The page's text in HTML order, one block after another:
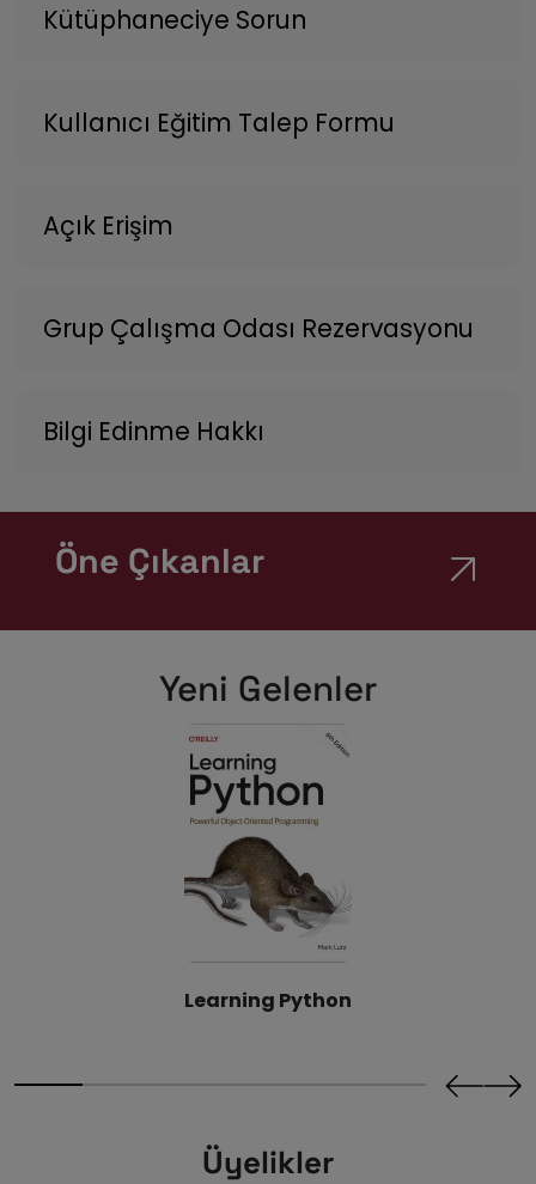
Kütüphaneciye Sorun
Kullanıcı Eğitim Talep Formu
Açık Erişim
Grup Çalışma Odası Rezervasyonu
Bilgi Edinme Hakkı
Öne Çıkanlar
Yeni Gelenler
Learning Python
Üyelikler